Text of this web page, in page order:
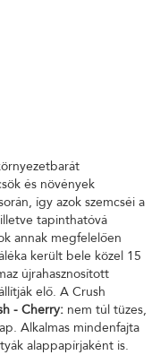
és növények
így azok szemcséi a
tapinthatóvá
annak megfelelően
került bele közel 15
újrahasznosított
elő. A Crush
- Cherry: nem túl tüzes,
Alkalmas mindenfajta
alappapírjaként is.